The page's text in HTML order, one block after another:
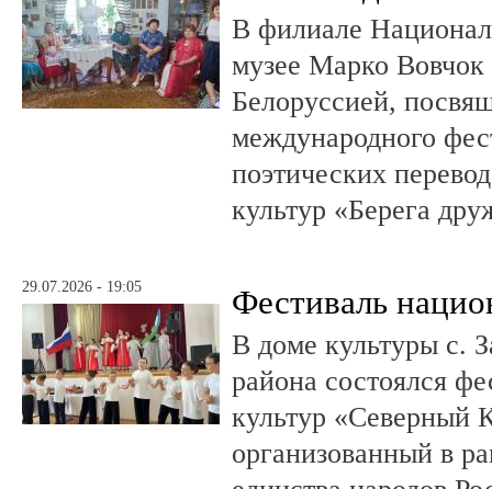
В филиале
музее Марко Вовчок
Белоруссией,
международного
поэтических
культур «Берега
29.07.2026 - 19:05 Фестиваль
В доме культуры с.
района состоялся
культур «Северный
организованный в